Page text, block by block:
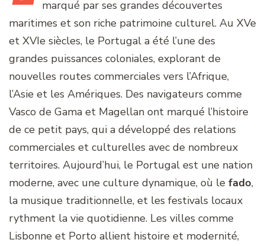
marqué par ses grandes découvertes
maritimes et son riche patrimoine culturel. Au XVe
et XVIe siècles, le Portugal a été l’une des
grandes puissances coloniales, explorant de
nouvelles routes commerciales vers l’Afrique,
l’Asie et les Amériques. Des navigateurs comme
Vasco de Gama et Magellan ont marqué l’histoire
de ce petit pays, qui a développé des relations
commerciales et culturelles avec de nombreux
territoires. Aujourd’hui, le Portugal est une nation
moderne, avec une culture dynamique, où le fado,
la musique traditionnelle, et les festivals locaux
rythment la vie quotidienne. Les villes comme
Lisbonne et Porto allient histoire et modernité,